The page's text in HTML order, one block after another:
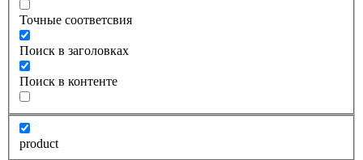
Точные соответсвия
Поиск в заголовках
Поиск в контенте
product